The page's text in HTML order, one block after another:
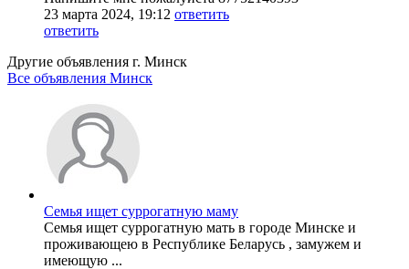
23 марта 2024, 19:12 ответить
ответить
Другие объявления г. Минск
Все объявления Минск
Семья ищет суррогатную маму
Семья ищет суррогатную мать в городе Минске и
проживающею в Республике Беларусь , замужем и
имеющую ...